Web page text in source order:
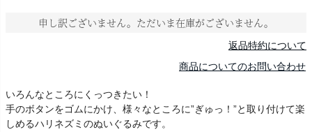
申し訳ございません。ただいま在庫がございません。
返品特約について
商品についてのお問い合わせ
いろんなところにくっつきたい！
手のボタンをゴムにかけ、様々なところに”ぎゅっ！”と取り付けて楽
しめるハリネズミのぬいぐるみです。